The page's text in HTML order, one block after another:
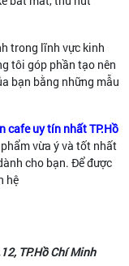
trong lĩnh vực kinh
tôi góp phần tạo nên
bạn bằng những mẫu
cafe uy tín nhất TP.Hồ
vừa ý và tốt nhất
cho bạn. Để được
hệ
TP.Hồ Chí Minh